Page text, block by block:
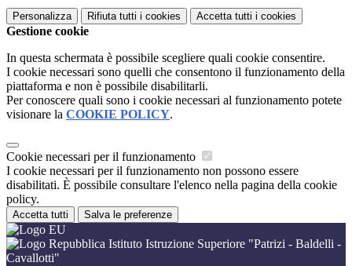
Personalizza Rifiuta tutti i cookies Accetta tutti i cookies
Gestione cookie
In questa schermata è possibile scegliere quali cookie consentire.
I cookie necessari sono quelli che consentono il funzionamento della
piattaforma e non è possibile disabilitarli.
Per conoscere quali sono i cookie necessari al funzionamento potete
visionare la COOKIE POLICY.
Cookie necessari per il funzionamento
I cookie necessari per il funzionamento non possono essere
disabilitati. È possibile consultare l'elenco nella pagina della cookie
policy.
Accetta tutti Salva le preferenze
Istituto Istruzione Superiore "Patrizi - Baldelli -
Cavallotti"